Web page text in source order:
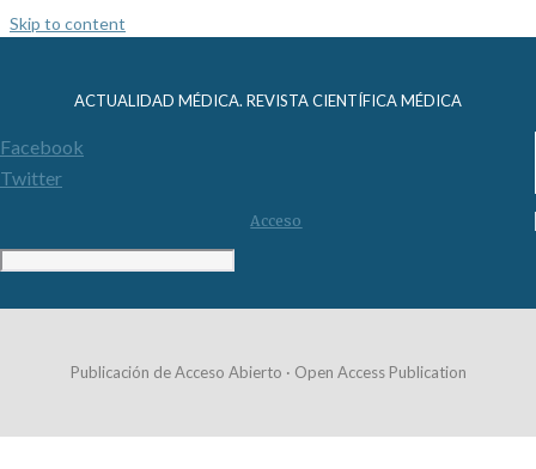
Skip to content
ACTUALIDAD MÉDICA. REVISTA CIENTÍFICA MÉDICA
Facebook
Twitter
Acceso
Publicación de Acceso Abierto · Open Access Publication